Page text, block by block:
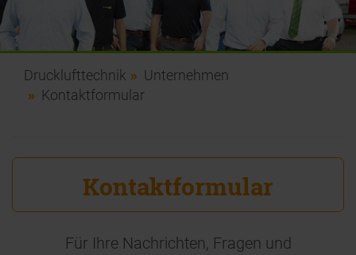
Drucklufttechnik
Unternehmen
Kontaktformular
Kontaktformular
Für Ihre Nachrichten, Fragen und